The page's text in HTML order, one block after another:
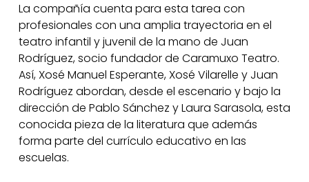
La compañía cuenta para esta tarea con
profesionales con una amplia trayectoria en el
teatro infantil y juvenil de la mano de Juan
Rodríguez, socio fundador de Caramuxo Teatro.
Así, Xosé Manuel Esperante, Xosé Vilarelle y Juan
Rodríguez abordan, desde el escenario y bajo la
dirección de Pablo Sánchez y Laura Sarasola, esta
conocida pieza de la literatura que además
forma parte del currículo educativo en las
escuelas.